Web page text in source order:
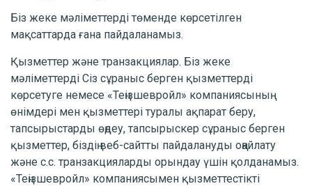
Біз жеке мәліметтерді төменде көрсетілген
мақсаттарда ғана пайдаланамыз.
Қызметтер және транзакциялар. Біз жеке
мәліметтерді Сіз сұраныс берген қызметтерді
көрсетуге немесе «Теңізшевройл» компаниясының
өнімдері мен қызметтері туралы ақпарат беру,
тапсырыстарды өңдеу, тапсырыскер сұраныс берген
қызметтер, біздің веб-сайтты пайдалануды оңайлату
және с.с. транзакцияларды орындау үшін қолданамыз.
«Теңізшевройл» компаниясымен қызметтестікті